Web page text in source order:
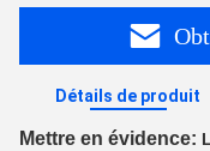
Détails de produit
Mettre en évidence: